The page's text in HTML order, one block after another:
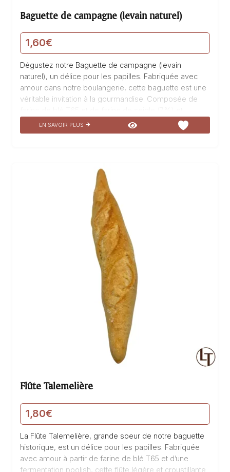
Baguette de campagne (levain naturel)
1,60€
Dégustez notre Baguette de campagne (levain
naturel), un délice pour les papilles. Fabriquée avec
amour dans notre boulangerie, cette baguette est une
véritable invitation à la gourmandise. Composée de
fermentée au levain, elle offre une texture légère et
une saveur authentique. Cuite dans notre four à bois
boulangerie traditionnelle. Parfaite pour accompagner
vos repas ou pour être dégustée seule, cette
baguette de campagne saura ravir les amateurs de
EN SAVOIR PLUS
Flûte Talemelière
1,80€
La Flûte Talemelière, grande soeur de notre baguette
historique, est un délice pour les papilles. Fabriquée
avec amour à partir de farine de blé T65 et d’une
fermentation poolish, cette flûte légère et croustillante